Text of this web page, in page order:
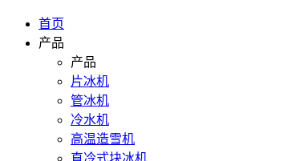
首页
产品
产品
片冰机
管冰机
冷水机
高温造雪机
直冷式块冰机